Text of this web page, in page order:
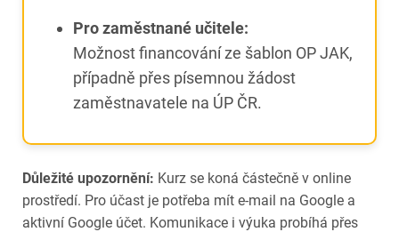
Pro zaměstnané učitele:
Možnost financování ze šablon OP JAK,
případně přes písemnou žádost
zaměstnavatele na ÚP ČR.
Důležité upozornění: Kurz se koná částečně v online
prostředí. Pro účast je potřeba mít e-mail na Google a
aktivní Google účet. Komunikace i výuka probíhá přes